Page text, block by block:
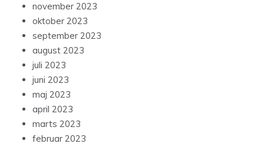
november 2023
oktober 2023
september 2023
august 2023
juli 2023
juni 2023
maj 2023
april 2023
marts 2023
februar 2023